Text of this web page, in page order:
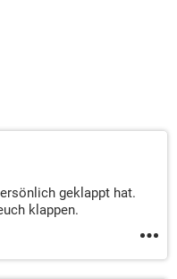
geklappt hat.
klappen.